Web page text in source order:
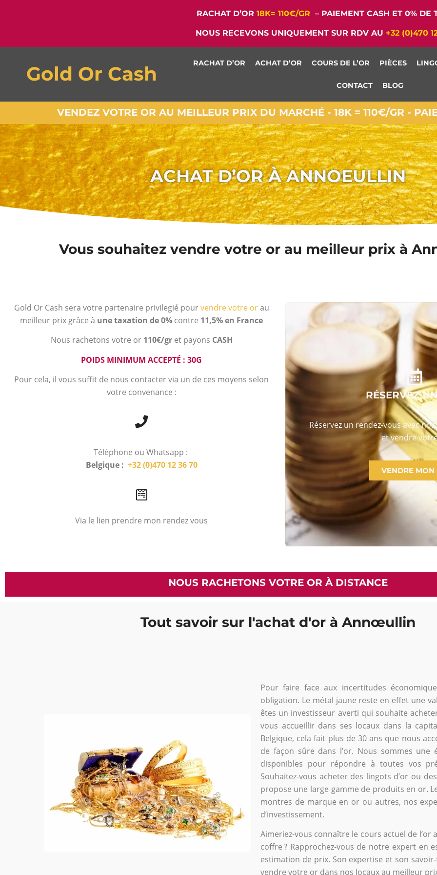
RACHAT D’OR 18K= 110€/GR – PAIEMENT CASH ET 0% DE
NOUS RECEVONS UNIQUEMENT SUR RDV AU +32 (0)470
Gold Or Cash RACHAT D’OR ACHAT D’OR COURS DE L’OR PIÈCES
CONTACT BLOG
VENDEZ VOTRE OR AU MEILLEUR PRIX DU MARCHÉ - 18K = 110€/GR -
ACHAT D’OR À ANNOEULLIN
Vous souhaitez vendre votre or au meilleur prix à
Gold Or Cash sera votre partenaire privilegié pourvendre votre orau
meilleur prix grâce à une taxation de 0% contre 11,5% en France
Nous rachetons votre or 110€/gr et payons CASH
POIDS MINIMUM ACCEPTÉ : 30G
Pour cela, il vous suffit de nous contacter via un de ces moyens selon
votre convenance :
Téléphone ou Whatsapp :
Belgique : +32 (0)470 12 36 70
Via le lien prendre mon rendez vous
RÉSERVEZ
Réservez un rendez-vous avec
et vendre
VENDRE MON
NOUS RACHETONS VOTRE OR À DISTANCE
Tout savoir sur l'achat d'or à Annœullin
Pour faire face aux incertitudes
obligation. Le métal jaune reste en effet une
êtes un investisseur averti qui souhaite
vous accueillir dans ses locaux dans la
Belgique, cela fait plus de 30 ans que nous
de façon sûre dans l’or. Nous sommes
disponibles pour répondre à toutes vos
Souhaitez-vous acheter des lingots d’or ou
propose une large gamme de produits en or.
montres de marque en or ou autres, nos
d’investissement.
Aimeriez-vous connaître le cours actuel de l’or
coffre ? Rapprochez-vous de notre expert en
estimation de prix. Son expertise et son
vendre votre or dans nos locaux au meilleur